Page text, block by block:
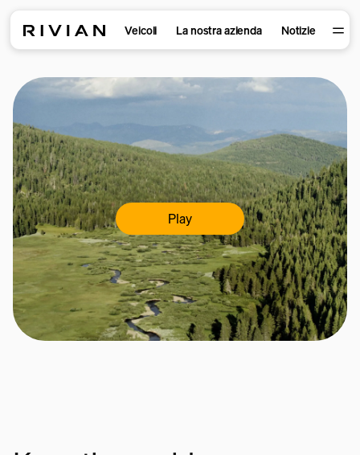
Veicoli La nostra azienda Notizie
Play